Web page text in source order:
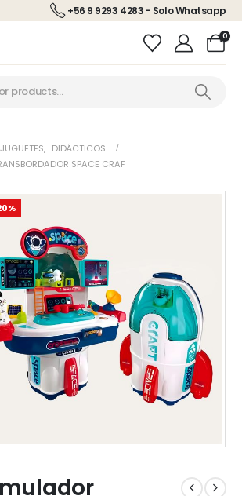
+56 9 9293 4283 - Solo Whatsapp
0
JUGUETES, DIDÁCTICOS
SPACE CRAF